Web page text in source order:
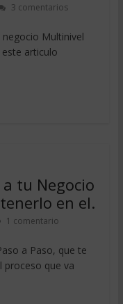
3 comentarios
Multinivel
este articulo
tu Negocio
en el.
1 comentario
a Paso, que te
proceso que va